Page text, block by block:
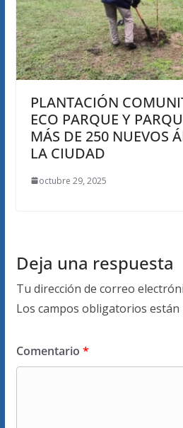
PLANTACIÓN
ECO PARQUE Y
MÁS DE 250 NUEVOS
LA CIUDAD
octubre 29, 2025
Deja una respuesta
Tu dirección de correo
Los campos obligatorios están
Comentario *